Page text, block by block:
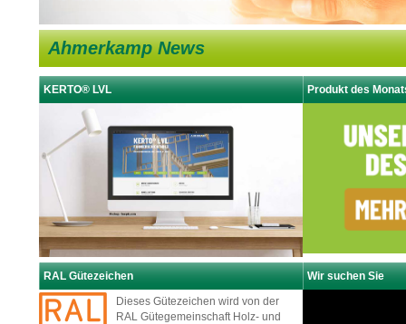
Ahmerkamp News
KERTO® LVL Produkt des
RAL Gütezeichen
Dieses Gütezeichen wird von der
RAL Gütegemeinschaft Holz- und
Wir suchen Sie